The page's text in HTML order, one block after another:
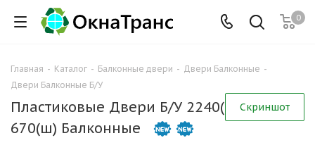
0
Главная - Каталог - Балконные двери - Двери Балконные -
Двери Балконные Б/У
Скриншот
Пластиковые Двери Б/У 2240(в) х
670(ш) Балконные